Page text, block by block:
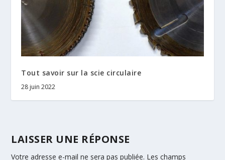
Tout savoir sur la scie circulaire
28 juin 2022
LAISSER UNE RÉPONSE
Votre adresse e-mail ne sera pas publiée. Les champs